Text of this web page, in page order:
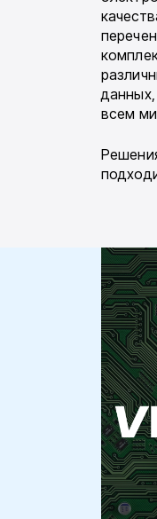
всем